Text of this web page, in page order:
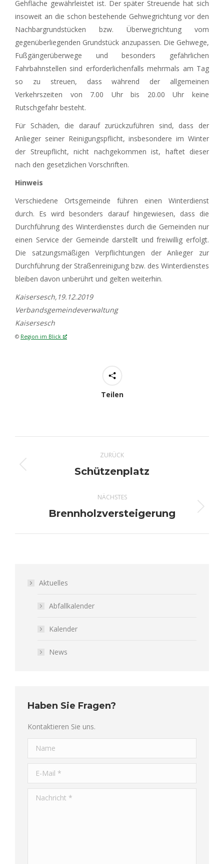
Gehfläche gewährleistet ist. Der später Streuende hat sich
insoweit an die schon bestehende Gehwegrichtung vor den
Nachbargrundstücken bzw. Überwegrichtung vom
gegenüberliegenden Grundstück anzupassen. Die Gehwege,
Fußgängerüberwege und besonders gefährlichen
Fahrbahnstellen sind erforderlichenfalls mehrmals am Tag
so zu streuen, dass während der allgemeinen
Verkehrszeiten von 7.00 Uhr bis 20.00 Uhr keine
Rutschgefahr besteht.
Für Schäden, die darauf zurückzuführen sind, dass der
Anlieger seiner Reinigungspflicht, insbesondere im Winter
der Streupflicht, nicht nachgekommen ist, haftet dieser
nach den gesetzlichen Vorschriften.
Hinweis
Verschiedene Ortsgemeinde führen einen Winterdienst
durch. Es wird besonders darauf hingewiesen, dass die
Durchführung des Winterdienstes durch die Gemeinden nur
einen Service der Gemeinde darstellt und freiwillig erfolgt.
Die satzungsmäßigen Verpflichtungen der Anlieger zur
Durchführung der Straßenreinigung bzw. des Winterdienstes
bleiben davon unberührt und gelten weiterhin.
Kaisersesch,19.12.2019
Verbandsgemeindeverwaltung
Kaisersesch
© Region im Blick
Teilen
Kommentarnavigation
ZURÜCK
Vorheriger
Schützenplatz
NÄCHSTES
Nächster
Brennholzversteigerung
Aktuelles
Abfallkalender
Kalender
News
Haben Sie Fragen?
Kontaktieren Sie uns.
Name
E-Mail *
Nachricht *